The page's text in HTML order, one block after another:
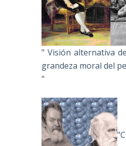
" Visión alternativa
grandeza moral del
"